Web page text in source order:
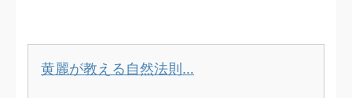
黄麗が教える自然法則…